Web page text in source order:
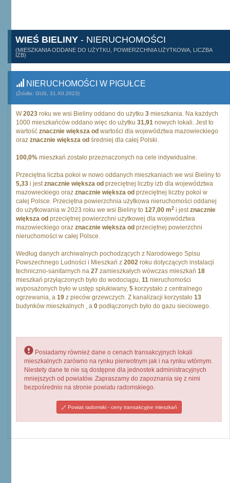
WIEŚ BIELINY - NIERUCHOMOŚCI
(MIESZKANIA ODDANE DO UŻYTKU, POWIERZCHNIA UŻYTKOWA, LICZBA
IZB)
NIERUCHOMOŚCI W PIGUŁCE
(Źródło: GUS, 31.XII.2023)
W2023 roku we wsi Bieliny oddano do użytku 3 mieszkania. Na każdych
1000 mieszkańców oddano więc do użytku 31,91 nowych lokali. Jest to
wartość znacznie większa od wartości dla województwa mazowieckiego
oraz znacznie większa od średniej dla całej Polski.
100,0% mieszkań zostało przeznaczonych na cele indywidualne.
Przeciętna liczba pokoi w nowo oddanych mieszkaniach we wsi Bieliny to
5,33 i jestznacznie większa od przeciętnej liczby izb dla województwa
mazowieckiego oraz znacznie większa od przeciętnej liczby pokoi w
całej Polsce. Przeciętna powierzchnia użytkowa nieruchomości oddanej
do użytkowania w 2023 roku we wsi Bieliny to 127,00 m2 i jestznacznie
większa od przeciętnej powierzchni użytkowej dla województwa
mazowieckiego oraz znacznie większa od przeciętnej powierzchni
nieruchomości w całej Polsce.
Według danych archiwalnych pochodzących z Narodowego Spisu
Powszechnego Ludności i Mieszkań z 2002 roku dotyczących instalacji
techniczno-sanitarnych na 27 zamieszkałych wówczas mieszkań 18
mieszkań przyłączonych było do wodociągu, 11 nieruchomości
wyposażonych było w ustęp spłukiwany, 5 korzystało z centralnego
ogrzewania, a 19 z pieców grzewczych. Z kanalizacji korzystało 13
budynków mieszkalnych , a 0 podłączonych było do gazu sieciowego.
Posiadamy również dane o cenach transakcyjnych lokali
mieszkalnych zarówno na rynku pierwotnym jak i na rynku wtórnym.
Niestety dane te nie są dostępne dla jednostek administracyjnych
mniejszych od powiatów. Zapraszamy do zapoznania się z nimi
bezpośrednio na stronie powiatu radomskiego.
Powiat radomski - ceny transakcyjne mieszkań